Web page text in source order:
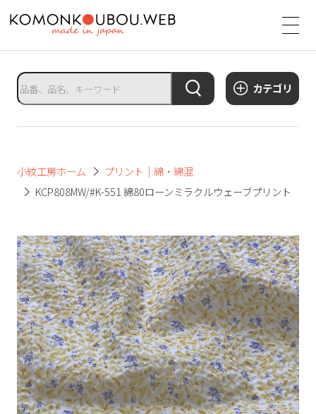
カテゴリ
小紋工房ホーム
プリント｜綿・綿混
KCP808MW/#K-551 綿80ローンミラクルウェーブプリント
サ
イ
ト
タ
イ
ト
ト
ニ
ュ
ー
を
開
く